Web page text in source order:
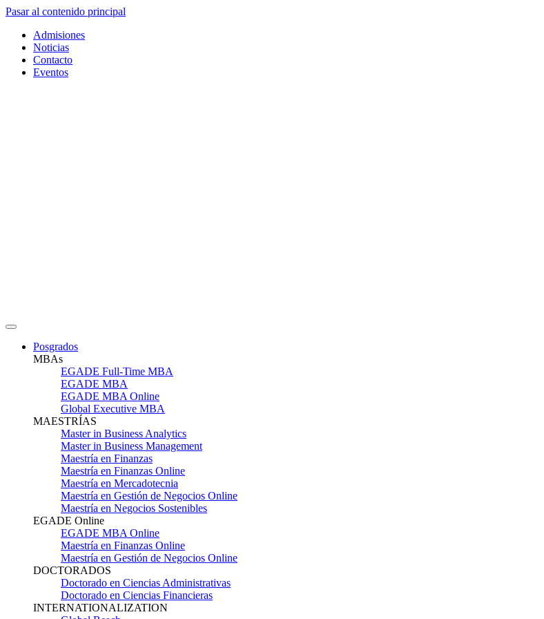
Pasar al contenido principal
Admisiones
Noticias
Contacto
Eventos
Posgrados
MBAs
EGADE Full-Time MBA
EGADE MBA
EGADE MBA Online
Global Executive MBA
MAESTRÍAS
Master in Business Analytics
Master in Business Management
Maestría en Finanzas
Maestría en Finanzas Online
Maestría en Mercadotecnia
Maestría en Gestión de Negocios Online
Maestría en Negocios Sostenibles
EGADE Online
EGADE MBA Online
Maestría en Finanzas Online
Maestría en Gestión de Negocios Online
DOCTORADOS
Doctorado en Ciencias Administrativas
Doctorado en Ciencias Financieras
INTERNATIONALIZATION